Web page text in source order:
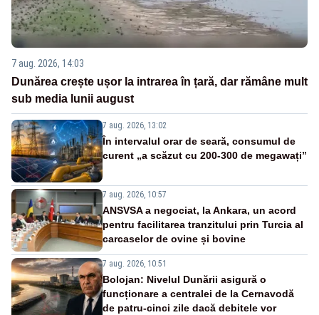
7 aug. 2026, 14:03
Dunărea crește ușor la intrarea în țară, dar rămâne mult
sub media lunii august
7 aug. 2026, 13:02
În intervalul orar de seară, consumul de
curent „a scăzut cu 200-300 de megawați”
7 aug. 2026, 10:57
ANSVSA a negociat, la Ankara, un acord
pentru facilitarea tranzitului prin Turcia al
carcaselor de ovine și bovine
7 aug. 2026, 10:51
Bolojan: Nivelul Dunării asigură o
funcționare a centralei de la Cernavodă
de patru-cinci zile dacă debitele vor